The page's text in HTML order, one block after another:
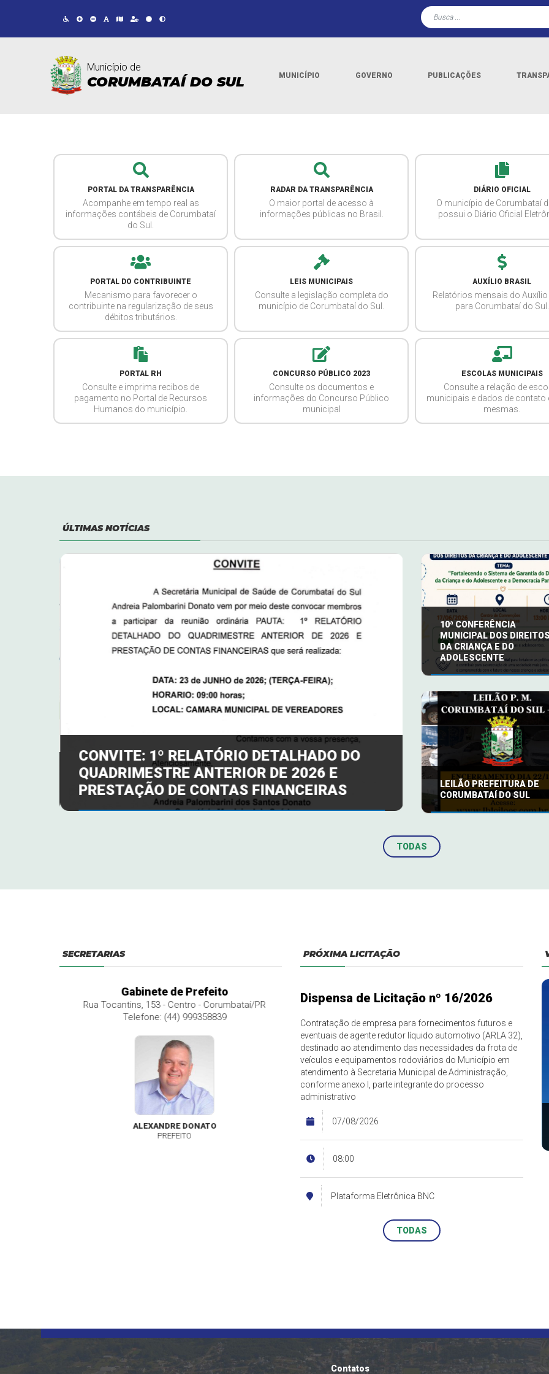
Município de
CORUMBATAÍ DO SUL MUNICÍPIO GOVERNO PUBLICAÇÕES
PORTAL DA TRANSPARÊNCIA
Acompanhe em tempo real as
informações contábeis de Corumbataí
do Sul.
RADAR DA TRANSPARÊNCIA
O maior portal de acesso à
informações públicas no Brasil.
DIÁRIO OFICIAL
O município de Corumbataí
possui o Diário Oficial
PORTAL DO CONTRIBUINTE
Mecanismo para favorecer o
contribuinte na regularização de seus
débitos tributários.
LEIS MUNICIPAIS
Consulte a legislação completa do
município de Corumbataí do Sul.
AUXÍLIO BRASIL
Relatórios mensais do Auxílio
para Corumbataí do Sul.
PORTAL RH
Consulte e imprima recibos de
pagamento no Portal de Recursos
Humanos do município.
CONCURSO PÚBLICO 2023
Consulte os documentos e
informações do Concurso Público
municipal
ESCOLAS MUNICIPAIS
Consulte a relação de
municipais e dados de contato
mesmas.
ÚLTIMAS NOTÍCIAS
CONVITE: 1º RELATÓRIO DETALHADO DO
QUADRIMESTRE ANTERIOR DE 2026 E
PRESTAÇÃO DE CONTAS FINANCEIRAS
LEILÃO
SUL
10ª CONFERÊNCIA
MUNICIPAL DOS
DA CRIANÇA E DO
ADOLESCENTE
LEILÃO PREFEITURA DE
CORUMBATAÍ DO SUL
TODAS
SECRETARIAS
Gabinete de Prefeito
Rua Tocantins, 153 - Centro - Corumbataí/PR
Telefone: (44) 999358839
ALEXANDRE DONATO
PREFEITO
Saúde
Avenida Xavantes, 145 - Centro - Corumbataí/PR
Telefone: (44) 920015494
ANDRÉIA PALOMBARINI DOS SANTOS DONATO
Rua
PRÓXIMA LICITAÇÃO
Dispensa de Licitação nº 16/2026
Contratação de empresa para fornecimentos futuros e
eventuais de agente redutor líquido automotivo (ARLA 32),
destinado ao atendimento das necessidades da frota de
veículos e equipamentos rodoviários do Município em
atendimento à Secretaria Municipal de Administração,
conforme anexo I, parte integrante do processo
administrativo
07/08/2026
08:00
Plataforma Eletrônica BNC
TODAS
Contatos